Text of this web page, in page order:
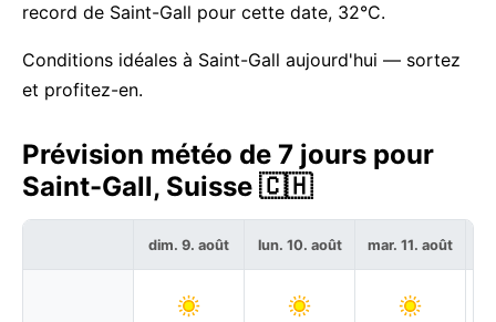
record de Saint-Gall pour cette date, 32°C.
Conditions idéales à Saint-Gall aujourd'hui — sortez
et profitez-en.
Prévision météo de 7 jours pour
Saint-Gall, Suisse 🇨🇭
dim. 9. août lun. 10. août mar. 11. août